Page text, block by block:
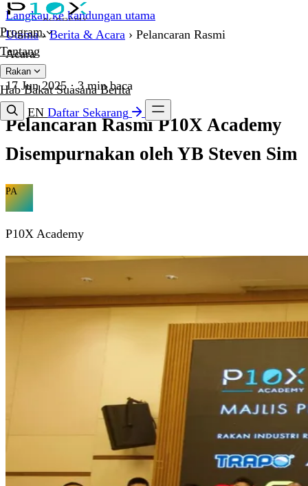
Langkau ke kandungan utama
Program
Tentang
Rakan
Hab BakatSuasanaBerita
EN Daftar Sekarang
Utama › Berita & Acara › Pelancaran Rasmi
Acara
17 Jun 2025· 3 min baca
Pelancaran Rasmi P10X Academy
Disempurnakan oleh YB Steven Sim
PA
P10X Academy